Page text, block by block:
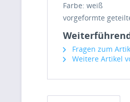
Farbe: weiß
vorgeformte
Fragen zum
Weitere Artikel